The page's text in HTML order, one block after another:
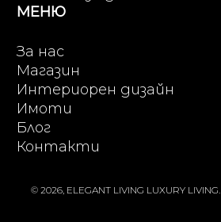
МЕНЮ
За нас
Магазин
Интериорен дизайн
Имоти
Блог
Контакти
© 2026, ELEGANT LIVING LUXURY LIVING.